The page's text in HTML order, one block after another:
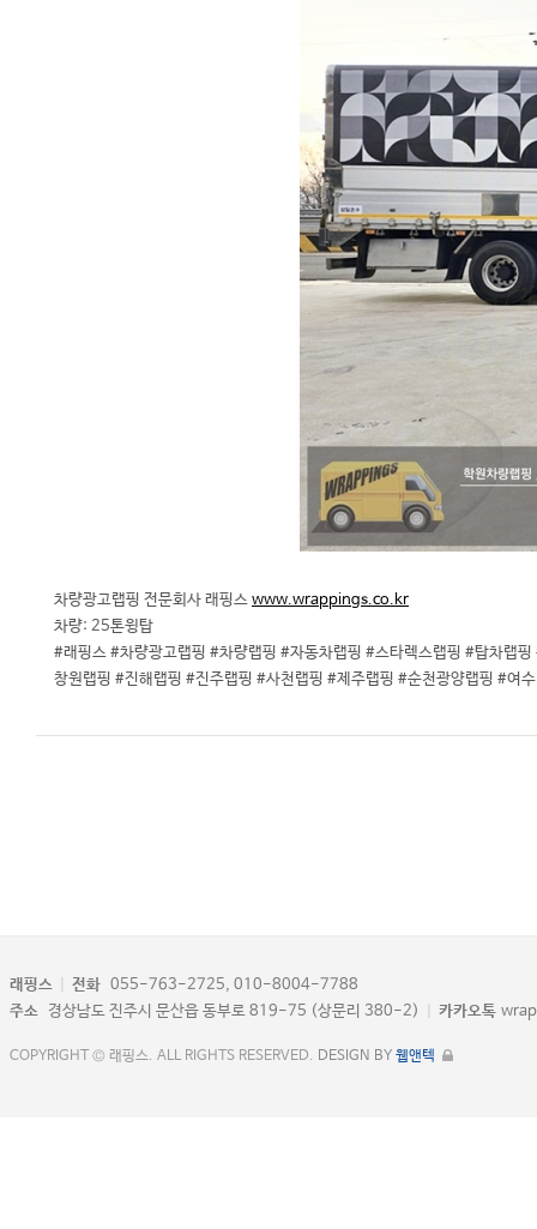
차량광고랩핑 전문회사 래핑스 www.wrappings.co.kr
차량: 25톤윙탑
#래핑스 #차량광고랩핑 #차량랩핑 #자동차랩핑 #스타렉스랩핑 #탑차랩
창원랩핑 #진해랩핑 #진주랩핑 #사천랩핑 #제주랩핑 #순천광양랩핑 #여
래핑스 전화 055-763-2725, 010-8004-7788
주소 경상남도 진주시 문산읍 동부로 819-75 (상문리 380-2) 카카오톡
COPYRIGHT © 래핑스. ALL RIGHTS RESERVED. DESIGN BY 웹앤텍